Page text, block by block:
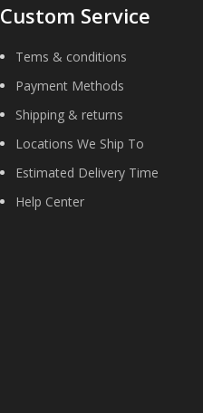
Custom Service
Tems & conditions
Payment Methods
Shipping & returns
Locations We Ship To
Estimated Delivery Time
Help Center